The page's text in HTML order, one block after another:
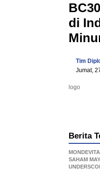
di
Tim
Jumat,
logo
Berita
SAHAM